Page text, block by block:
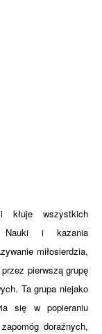
kłuje wszystkich
Nauki i kazania
miłosierdzia,
pierwszą grupę
Ta grupa niejako
się w popieraniu
doraźnych,